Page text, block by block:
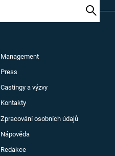
Management
Press
Castingy a výzvy
Kontakty
Zpracování osobních údajů
Nápověda
Redakce